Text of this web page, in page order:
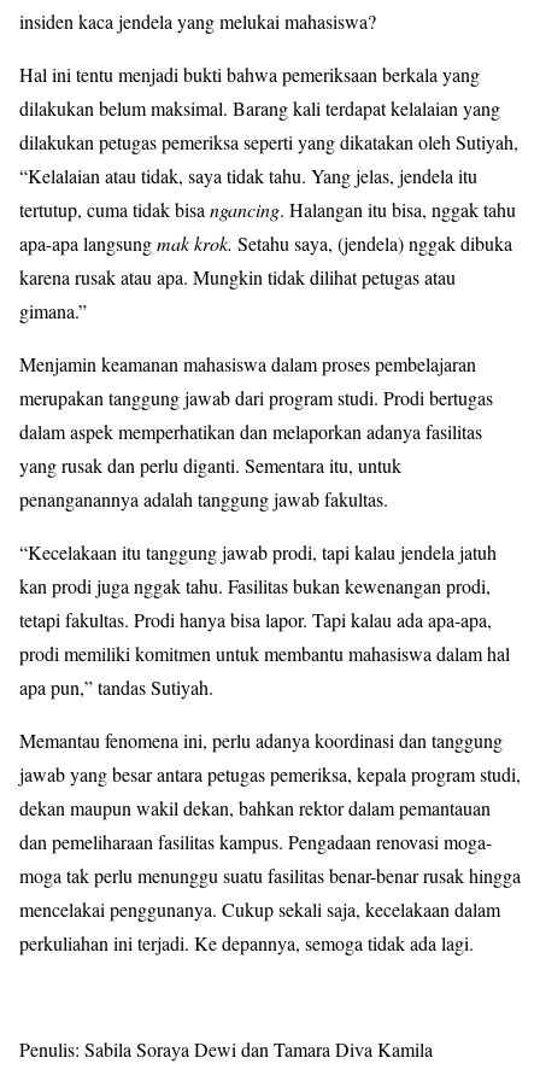
insiden kaca jendela yang melukai mahasiswa?
Hal ini tentu menjadi bukti bahwa pemeriksaan berkala yang
dilakukan belum maksimal. Barang kali terdapat kelalaian yang
dilakukan petugas pemeriksa seperti yang dikatakan oleh Sutiyah,
“Kelalaian atau tidak, saya tidak tahu. Yang jelas, jendela itu
tertutup, cuma tidak bisangancing. Halangan itu bisa, nggak tahu
apa-apa langsungmak krok. Setahu saya, (jendela) nggak dibuka
karena rusak atau apa. Mungkin tidak dilihat petugas atau
gimana.”
Menjamin keamanan mahasiswa dalam proses pembelajaran
merupakan tanggung jawab dari program studi. Prodi bertugas
dalam aspek memperhatikan dan melaporkan adanya fasilitas
yang rusak dan perlu diganti. Sementara itu, untuk
penanganannya adalah tanggung jawab fakultas.
“Kecelakaan itu tanggung jawab prodi, tapi kalau jendela jatuh
kan prodi juga nggak tahu. Fasilitas bukan kewenangan prodi,
tetapi fakultas. Prodi hanya bisa lapor. Tapi kalau ada apa-apa,
prodi memiliki komitmen untuk membantu mahasiswa dalam hal
apa pun,” tandas Sutiyah.
Memantau fenomena ini, perlu adanya koordinasi dan tanggung
jawab yang besar antara petugas pemeriksa, kepala program studi,
dekan maupun wakil dekan, bahkan rektor dalam pemantauan
dan pemeliharaan fasilitas kampus. Pengadaan renovasi moga-
moga tak perlu menunggu suatu fasilitas benar-benar rusak hingga
mencelakai penggunanya. Cukup sekali saja, kecelakaan dalam
perkuliahan ini terjadi. Ke depannya, semoga tidak ada lagi.
Penulis: Sabila Soraya Dewi dan Tamara Diva Kamila